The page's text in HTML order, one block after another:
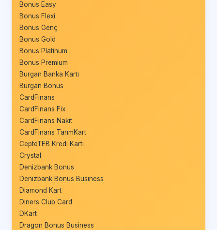
Bonus Easy
Bonus Flexi
Bonus Genç
Bonus Gold
Bonus Platinum
Bonus Premium
Burgan Banka Kartı
Burgan Bonus
CardFinans
CardFinans Fix
CardFinans Nakit
CardFinans TarımKart
CepteTEB Kredi Kartı
Crystal
Denizbank Bonus
Denizbank Bonus Business
Diamond Kart
Diners Club Card
DKart
Dragon Bonus Business